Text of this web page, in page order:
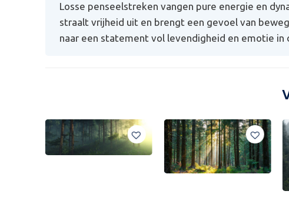
Losse penseelstreken vangen pure energie en
straalt vrijheid uit en brengt een gevoel van
naar een statement vol levendigheid en emotie in